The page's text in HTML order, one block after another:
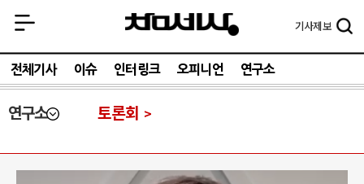
기사제보
전체기사 이슈 인터링크 오피니언 연구소
연구소 토론회